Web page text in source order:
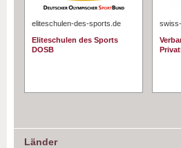
eliteschulen-des-sports.de
Eliteschulen des Sports
DOSB
Länder